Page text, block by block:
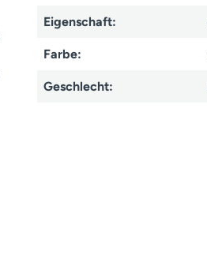
Eigenschaft:
Farbe:
Geschlecht: